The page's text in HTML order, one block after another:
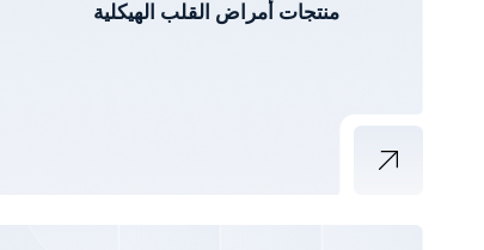
منتجات أمراض القلب الهيكلية